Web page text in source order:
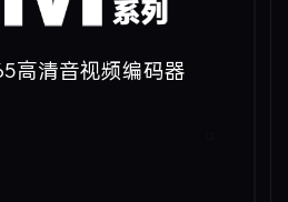
高清音视频编码器